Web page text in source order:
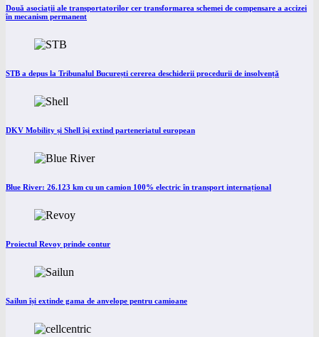
Două asociații ale transportatorilor cer transformarea schemei de compensare a accizei
în mecanism permanent
STB a depus la Tribunalul București cererea deschiderii procedurii de insolvență
DKV Mobility și Shell își extind parteneriatul european
Blue River: 26.123 km cu un camion 100% electric în transport internațional
Proiectul Revoy prinde contur
Sailun își extinde gama de anvelope pentru camioane